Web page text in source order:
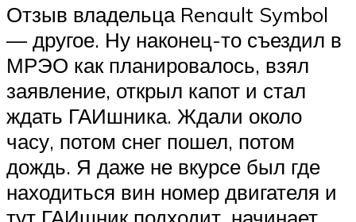
Отзыв владельца Renault Symbol
— другое. Ну наконец-то съездил в
МРЭО как планировалось, взял
заявление, открыл капот и стал
ждать ГАИшника. Ждали около
часу, потом снег пошел, потом
дождь. Я даже не вкурсе был где
находиться вин номер двигателя и